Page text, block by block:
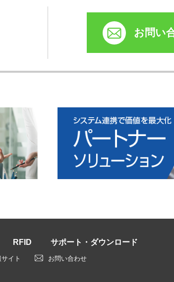
お問い
RFID サポート・ダウンロード
イト お問い合わせ